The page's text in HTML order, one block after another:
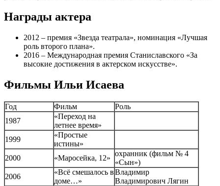
Награды актера
2012 – премия «Звезда театрала», номинация «Лучшая
роль второго плана».
2016 – Международная премия Станиславского «За
высокие достижения в актерском искусстве».
Фильмы Ильи Исаева
Год Фильм
Роль
1987
«Переход на
летнее время»
1999
«Простые
истины»
2000
«Маросейка, 12»
охранник (фильм № 4
«Сын»)
2006
«Всё смешалось в
доме…»
Владимир
Владимирович Лягин